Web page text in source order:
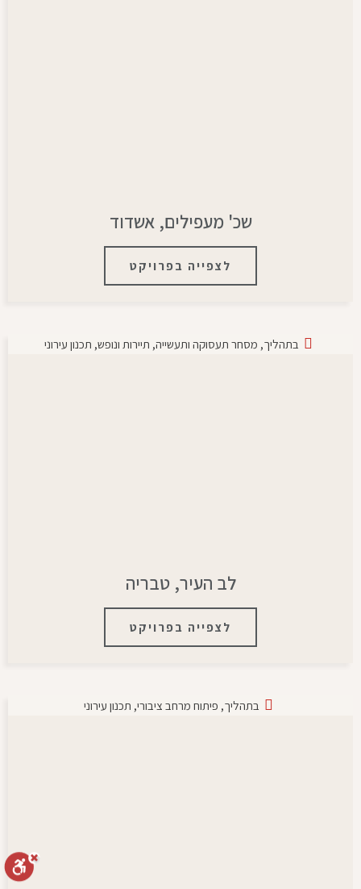
שכ' מעפילים, אשדוד
לצפייה בפרויקט
בתהליך, מסחר תעסוקה ותעשייה, תיירות ונופש, תכנון עירוני
לב העיר, טבריה
לצפייה בפרויקט
בתהליך, פיתוח מרחב ציבורי, תכנון עירוני